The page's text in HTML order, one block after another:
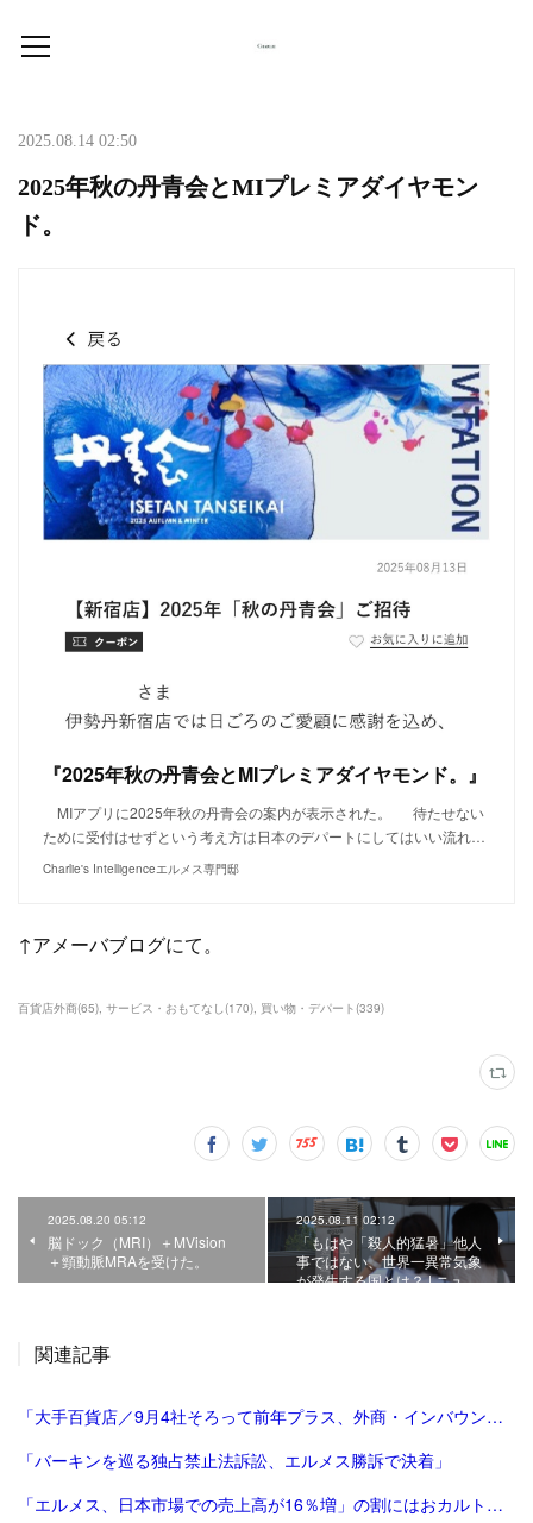
2025.08.14 02:50
2025年秋の丹青会とMIプレミアダイヤモン
ド。
『2025年秋の丹青会とMIプレミアダイヤモンド。』
MIアプリに2025年秋の丹青会の案内が表示された。 待たせない
ために受付はせずという考え方は日本のデパートにしてはいい流れ…
Charlie's Intelligenceエルメス専門邸
↑アメーバブログにて。
百貨店外商(65) サービス・おもてなし(170) 買い物・デパート(339)
2025.08.20 05:12
脳ドック（MRI）＋MVision
＋頸動脈MRAを受けた。
2025.08.11 02:12
「もはや「殺人的猛暑」他人
事ではない、世界一異常気象
が発生する国とは？ | ニュ…
関連記事
「大手百貨店／9月4社そろって前年プラス、外商・インバウンド好調 | 流通ニュース」
「バーキンを巡る独占禁止法訴訟、エルメス勝訴で決着」
「エルメス、日本市場での売上高が16％増」の割にはおカルト系（笑）は減った気がする。